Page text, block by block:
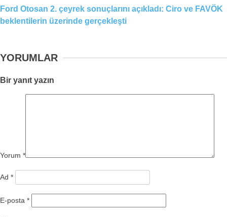
Ford Otosan 2. çeyrek sonuçlarını açıkladı: Ciro ve FAVÖK
beklentilerin üzerinde gerçekleşti
YORUMLAR
Bir yanıt yazın
Yorum *
Ad *
E-posta *